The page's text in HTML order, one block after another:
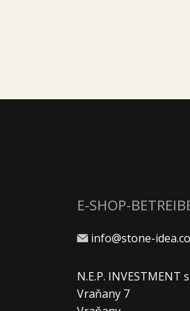
E-SHOP-
info@stone-
N.E.P. INVESTMENT
Vraňany 7